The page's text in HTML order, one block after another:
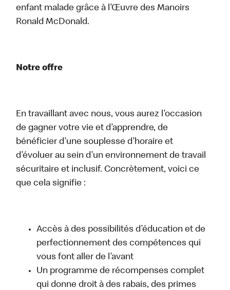
enfant malade grâce à l’Œuvre des Manoirs
Ronald McDonald.
Notre offre
En travaillant avec nous, vous aurez l’occasion
de gagner votre vie et d’apprendre, de
bénéficier d’une souplesse d’horaire et
d’évoluer au sein d’un environnement de travail
sécuritaire et inclusif. Concrètement, voici ce
que cela signifie :
Accès à des possibilités d’éducation et de
perfectionnement des compétences qui
vous font aller de l’avant
Un programme de récompenses complet
qui donne droit à des rabais, des primes